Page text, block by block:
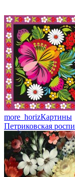
more_horizКартины
Петриковская